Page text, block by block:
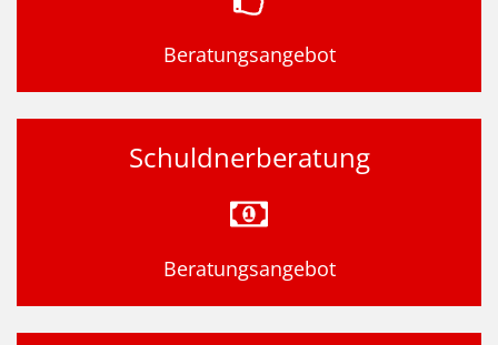
Beratungsangebot
Schuldnerberatung
Beratungsangebot